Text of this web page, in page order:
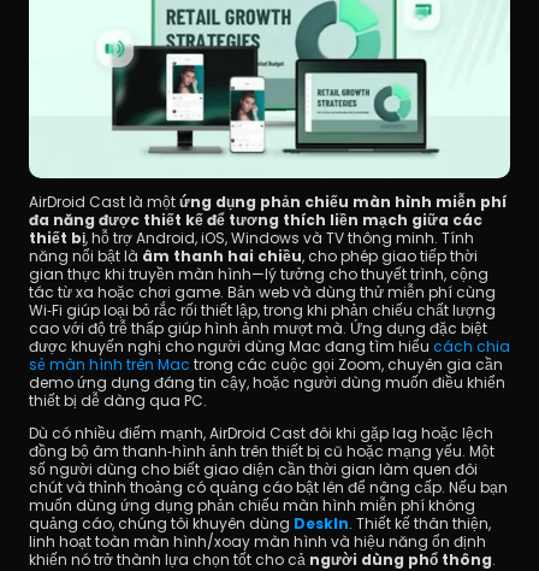
AirDroid Cast là một ứng dụng phản chiếu màn hình miễn phí
đa năng được thiết kế để tương thích liền mạch giữa các
thiết bị, hỗ trợ Android, iOS, Windows và TV thông minh. Tính
năng nổi bật là âm thanh hai chiều, cho phép giao tiếp thời
gian thực khi truyền màn hình—lý tưởng cho thuyết trình, cộng
tác từ xa hoặc chơi game. Bản web và dùng thử miễn phí cùng
Wi‑Fi giúp loại bỏ rắc rối thiết lập, trong khi phản chiếu chất lượng
cao với độ trễ thấp giúp hình ảnh mượt mà. Ứng dụng đặc biệt
được khuyến nghị cho người dùng Mac đang tìm hiểu cách chia
sẻ màn hình trên Mac trong các cuộc gọi Zoom, chuyên gia cần
demo ứng dụng đáng tin cậy, hoặc người dùng muốn điều khiển
thiết bị dễ dàng qua PC.
Dù có nhiều điểm mạnh, AirDroid Cast đôi khi gặp lag hoặc lệch
đồng bộ âm thanh‑hình ảnh trên thiết bị cũ hoặc mạng yếu. Một
số người dùng cho biết giao diện cần thời gian làm quen đôi
chút và thỉnh thoảng có quảng cáo bật lên để nâng cấp. Nếu bạn
muốn dùng ứng dụng phản chiếu màn hình miễn phí không
quảng cáo, chúng tôi khuyên dùng DeskIn. Thiết kế thân thiện,
linh hoạt toàn màn hình/xoay màn hình và hiệu năng ổn định
khiến nó trở thành lựa chọn tốt cho cả người dùng phổ thông.